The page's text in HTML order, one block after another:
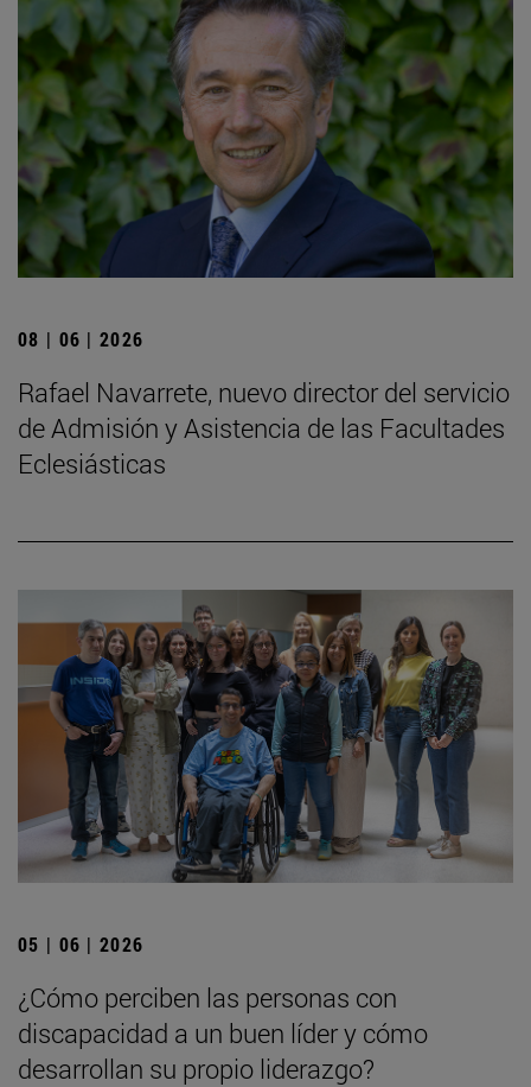
08 | 06 | 2026
Rafael Navarrete, nuevo director del servicio
de Admisión y Asistencia de las Facultades
Eclesiásticas
05 | 06 | 2026
¿Cómo perciben las personas con
discapacidad a un buen líder y cómo
desarrollan su propio liderazgo?